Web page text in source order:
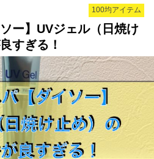
100均アイテム
ー】UVジェル（日焼け
すぎる！